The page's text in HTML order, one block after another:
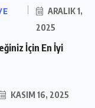
ARALIK 1,
2025
İçin En İyi
KASIM 16, 2025